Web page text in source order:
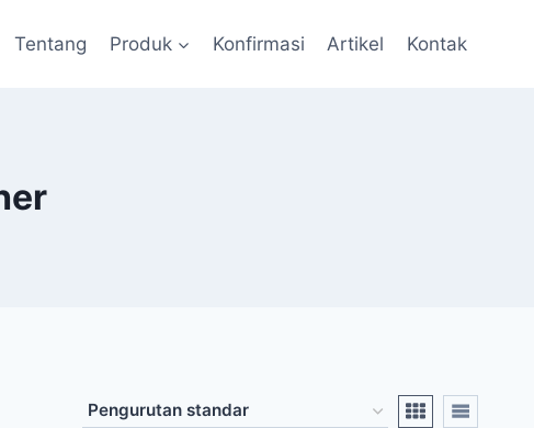
Tentang Produk Konfirmasi Artikel Kontak